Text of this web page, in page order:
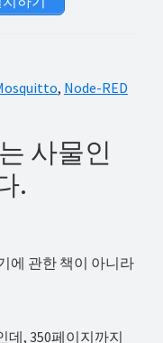
, Node-RED
사물인
.
에 관한 책이 아니라
데, 350페이지까지